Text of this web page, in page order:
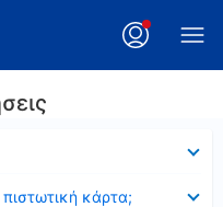
κάρτα;